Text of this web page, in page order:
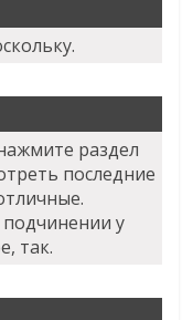
раздел
последние
у
так.